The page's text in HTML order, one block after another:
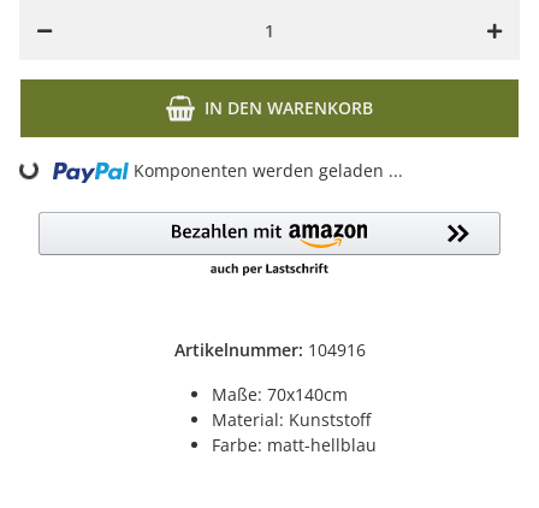
Artikelnummer: 104916
Maße: 70x140cm
Material: Kunststoff
Farbe: matt-hellblau
IN DEN WARENKORB
Loading... Komponenten werden geladen ...